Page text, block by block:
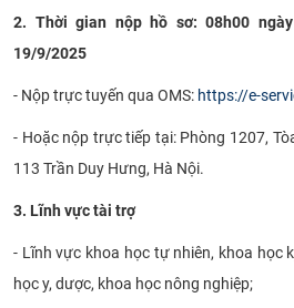
2. Thời gian nộp hồ sơ: 08h00
19/9/2025
- Nộp trực tuyến qua OMS: https://e-
- Hoặc nộp trực tiếp tại: Phòng 1207,
113 Trần Duy Hưng, Hà Nội.
3. Lĩnh vực tài trợ
- Lĩnh vực khoa học tự nhiên, khoa học
học y, dược, khoa học nông nghiệp;